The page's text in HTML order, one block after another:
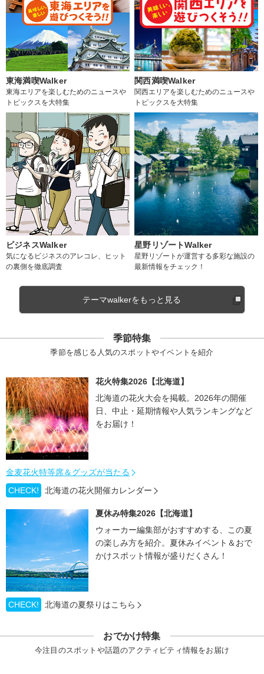
東海満喫Walker
東海エリアを楽しむためのニュースや
トピックスを大特集
関西満喫Walker
関西エリアを楽しむためのニュースや
トピックスを大特集
ビジネスWalker
気になるビジネスのアレコレ、ヒット
の裏側を徹底調査
星野リゾートWalker
星野リゾートが運営する多彩な施設の
最新情報をチェック！
テーマwalkerをもっと見る
季節特集
季節を感じる人気のスポットやイベントを紹介
花火特集2026【北海道】
北海道の花火大会を掲載。2026年の開催
日、中止・延期情報や人気ランキングなど
をお届け！
金麦花火特等席＆グッズが当たる
CHECK!
北海道の花火開催カレンダー
夏休み特集2026【北海道】
ウォーカー編集部がおすすめする、この夏
の楽しみ方を紹介。夏休みイベント＆おで
かけスポット情報が盛りだくさん！
CHECK! 北海道の夏祭りはこちら
おでかけ特集
今注目のスポットや話題のアクティビティ情報をお届け